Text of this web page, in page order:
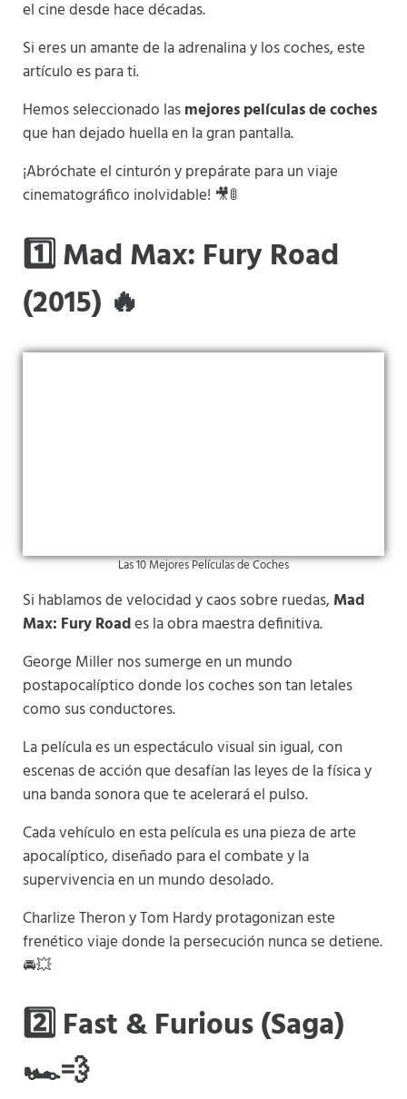
el cine desde hace décadas.
Si eres un amante de la adrenalina y los coches, este
artículo es para ti.
Hemos seleccionado lasmejores películas de coches
que han dejado huella en la gran pantalla.
¡Abróchate el cinturón y prepárate para un viaje
cinematográfico inolvidable! 🎥🚦
1️⃣ Mad Max: Fury Road
(2015) 🔥
Las 10 Mejores Películas de Coches
Si hablamos de velocidad y caos sobre ruedas, Mad
Max: Fury Roades la obra maestra definitiva.
George Miller nos sumerge en un mundo
postapocalíptico donde los coches son tan letales
como sus conductores.
La película es un espectáculo visual sin igual, con
escenas de acción que desafían las leyes de la física y
una banda sonora que te acelerará el pulso.
Cada vehículo en esta película es una pieza de arte
apocalíptico, diseñado para el combate y la
supervivencia en un mundo desolado.
Charlize Theron y Tom Hardy protagonizan este
frenético viaje donde la persecución nunca se detiene.
🚘💥
2️⃣ Fast & Furious (Saga)
🏎️💨